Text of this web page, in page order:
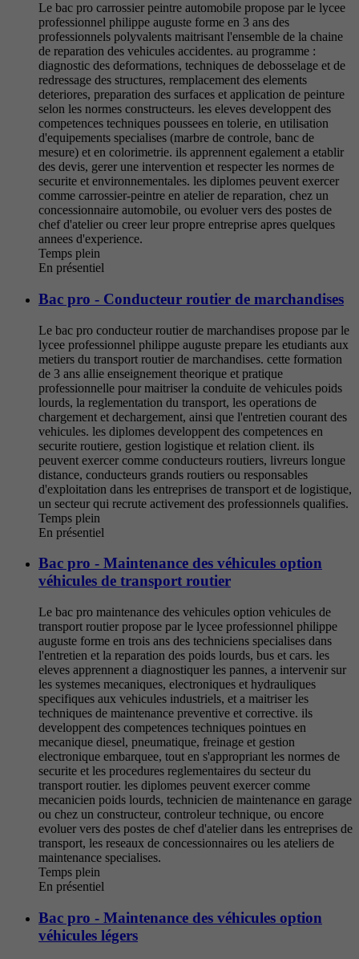
Le bac pro carrossier peintre automobile propose par le lycee
professionnel philippe auguste forme en 3 ans des
professionnels polyvalents maitrisant l'ensemble de la chaine
de reparation des vehicules accidentes. au programme :
diagnostic des deformations, techniques de debosselage et de
redressage des structures, remplacement des elements
deteriores, preparation des surfaces et application de peinture
selon les normes constructeurs. les eleves developpent des
competences techniques poussees en tolerie, en utilisation
d'equipements specialises (marbre de controle, banc de
mesure) et en colorimetrie. ils apprennent egalement a etablir
des devis, gerer une intervention et respecter les normes de
securite et environnementales. les diplomes peuvent exercer
comme carrossier-peintre en atelier de reparation, chez un
concessionnaire automobile, ou evoluer vers des postes de
chef d'atelier ou creer leur propre entreprise apres quelques
annees d'experience.
Temps plein
En présentiel
Bac pro - Conducteur routier de marchandises
Le bac pro conducteur routier de marchandises propose par le
lycee professionnel philippe auguste prepare les etudiants aux
metiers du transport routier de marchandises. cette formation
de 3 ans allie enseignement theorique et pratique
professionnelle pour maitriser la conduite de vehicules poids
lourds, la reglementation du transport, les operations de
chargement et dechargement, ainsi que l'entretien courant des
vehicules. les diplomes developpent des competences en
securite routiere, gestion logistique et relation client. ils
peuvent exercer comme conducteurs routiers, livreurs longue
distance, conducteurs grands routiers ou responsables
d'exploitation dans les entreprises de transport et de logistique,
un secteur qui recrute activement des professionnels qualifies.
Temps plein
En présentiel
Bac pro - Maintenance des véhicules option
véhicules de transport routier
Le bac pro maintenance des vehicules option vehicules de
transport routier propose par le lycee professionnel philippe
auguste forme en trois ans des techniciens specialises dans
l'entretien et la reparation des poids lourds, bus et cars. les
eleves apprennent a diagnostiquer les pannes, a intervenir sur
les systemes mecaniques, electroniques et hydrauliques
specifiques aux vehicules industriels, et a maitriser les
techniques de maintenance preventive et corrective. ils
developpent des competences techniques pointues en
mecanique diesel, pneumatique, freinage et gestion
electronique embarquee, tout en s'appropriant les normes de
securite et les procedures reglementaires du secteur du
transport routier. les diplomes peuvent exercer comme
mecanicien poids lourds, technicien de maintenance en garage
ou chez un constructeur, controleur technique, ou encore
evoluer vers des postes de chef d'atelier dans les entreprises de
transport, les reseaux de concessionnaires ou les ateliers de
maintenance specialises.
Temps plein
En présentiel
Bac pro - Maintenance des véhicules option
véhicules légers